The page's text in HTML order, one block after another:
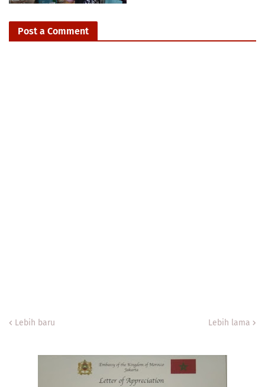
Post a Comment
Lebih baru Lebih lama